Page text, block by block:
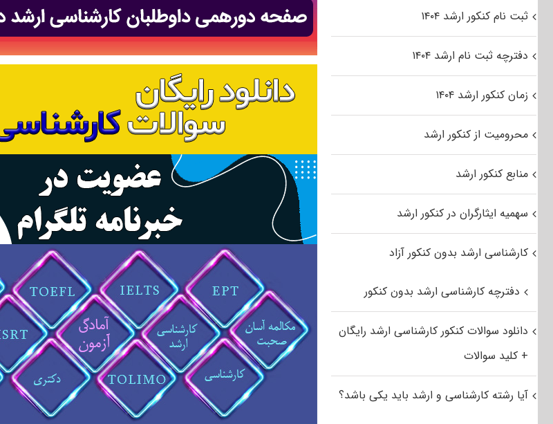
ثبت نام کنکور ارشد ۱۴۰۴
دفترچه ثبت نام ارشد ۱۴۰۴
زمان کنکور ارشد ۱۴۰۴
محرومیت از کنکور ارشد
منابع کنکور ارشد
سهمیه ایثارگران در کنکور ارشد
کارشناسی ارشد بدون کنکور آزاد
دفترچه کارشناسی ارشد بدون کنکور
دانلود سوالات کنکور کارشناسی ارشد رایگان
+ کلید سوالات
آیا رشته کارشناسی و ارشد باید یکی باشد؟